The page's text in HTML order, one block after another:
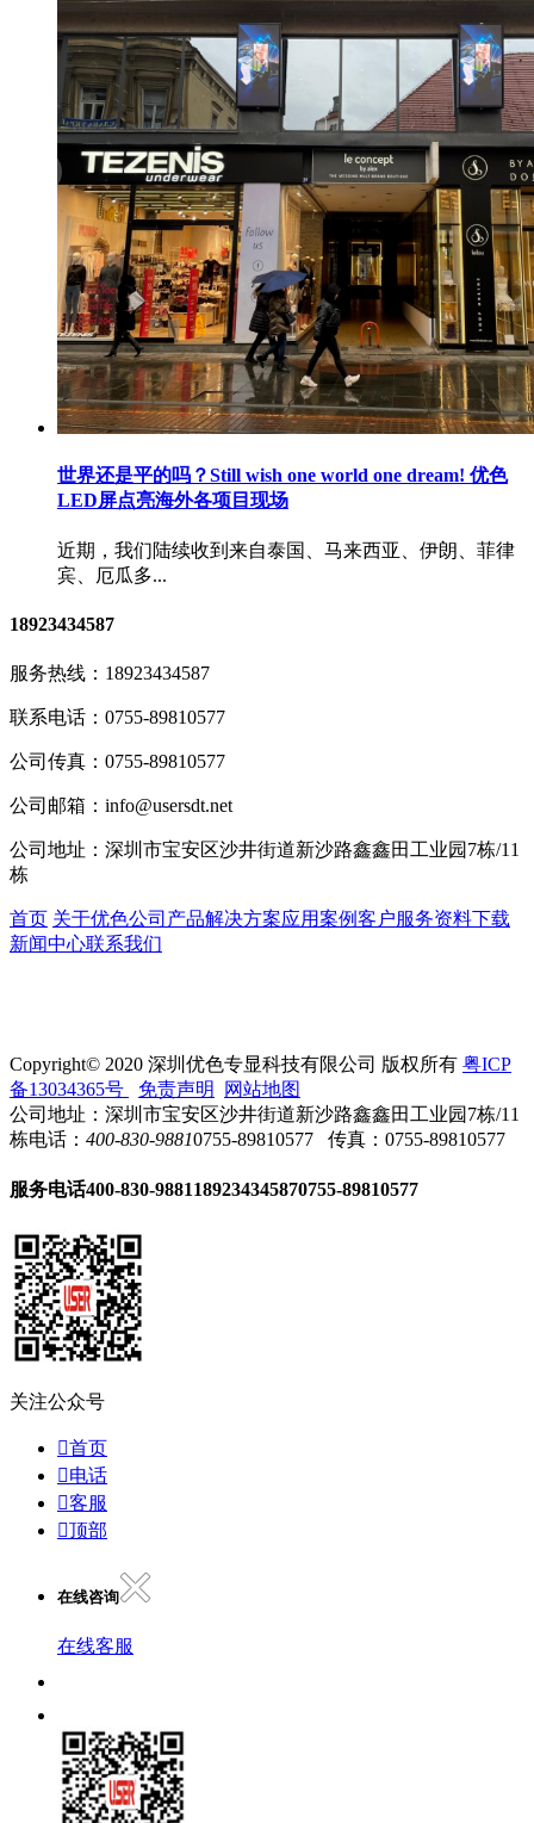
世界还是平的吗？Still wish one world one dream! 优色
LED屏点亮海外各项目现场
近期，我们陆续收到来自泰国、马来西亚、伊朗、菲律
宾、厄瓜多...
18923434587
服务热线： 18923434587
联系电话： 0755-89810577
公司传真： 0755-89810577
公司邮箱： info@usersdt.net
公司地址： 深圳市宝安区沙井街道新沙路鑫鑫田工业园7栋/11
栋
首页 关于优色公司产品解决方案应用案例客户服务资料下载
新闻中心联系我们
Copyright© 2020 深圳优色专显科技有限公司 版权所有 粤ICP
备13034365号
免责声明
网站地图
公司地址：深圳市宝安区沙井街道新沙路鑫鑫田工业园7栋/11
栋电话： 400-830-98810755-89810577 传真：0755-89810577
服务电话400-830-9881189234345870755-89810577
关注公众号
首页
电话
客服
顶部
在线咨询
在线客服